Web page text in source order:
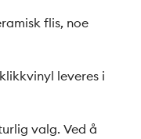
flis, noe
leveres i
valg. Ved å